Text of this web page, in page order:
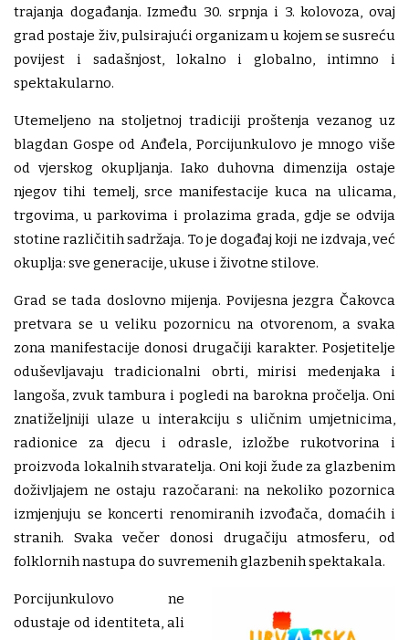
trajanja događanja. Između 30. srpnja i 3. kolovoza, ovaj
grad postaje živ, pulsirajući organizam u kojem se susreću
povijest i sadašnjost, lokalno i globalno, intimno i
spektakularno.
Utemeljeno na stoljetnoj tradiciji proštenja vezanog uz
blagdan Gospe od Anđela, Porcijunkulovo je mnogo više
od vjerskog okupljanja. Iako duhovna dimenzija ostaje
njegov tihi temelj, srce manifestacije kuca na ulicama,
trgovima, u parkovima i prolazima grada, gdje se odvija
stotine različitih sadržaja. To je događaj koji ne izdvaja, već
okuplja: sve generacije, ukuse i životne stilove.
Grad se tada doslovno mijenja. Povijesna jezgra Čakovca
pretvara se u veliku pozornicu na otvorenom, a svaka
zona manifestacije donosi drugačiji karakter. Posjetitelje
oduševljavaju tradicionalni obrti, mirisi medenjaka i
langoša, zvuk tambura i pogledi na barokna pročelja. Oni
znatiželjniji ulaze u interakciju s uličnim umjetnicima,
radionice za djecu i odrasle, izložbe rukotvorina i
proizvoda lokalnih stvaratelja. Oni koji žude za glazbenim
doživljajem ne ostaju razočarani: na nekoliko pozornica
izmjenjuju se koncerti renomiranih izvođača, domaćih i
stranih. Svaka večer donosi drugačiju atmosferu, od
folklornih nastupa do suvremenih glazbenih spektakala.
Porcijunkulovo ne
odustaje od identiteta, ali